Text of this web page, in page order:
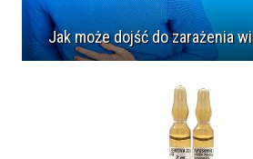
Jak może dojść do zarażenia